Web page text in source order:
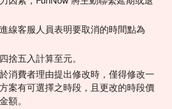
線客服人員表明要取消的時間點為
捨五入計算至元。
消費者理由提出修改時，僅得修改一
案有可選擇之時段，且更改的時段價
額。